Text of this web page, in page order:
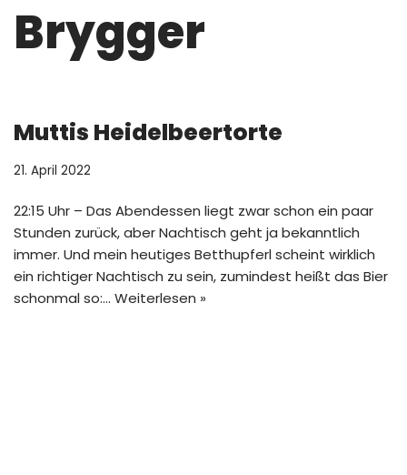
Brygger
Muttis Heidelbeertorte
21. April 2022
22:15 Uhr – Das Abendessen liegt zwar schon ein paar
Stunden zurück, aber Nachtisch geht ja bekanntlich
immer. Und mein heutiges Betthupferl scheint wirklich
ein richtiger Nachtisch zu sein, zumindest heißt das Bier
schonmal so:… Weiterlesen »